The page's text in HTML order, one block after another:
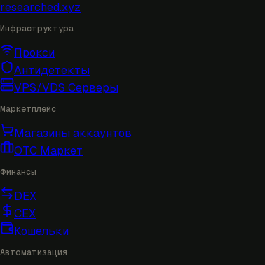
researched.xyz
Инфраструктура
Прокси
Антидетекты
VPS/VDS Серверы
Маркетплейс
Магазины аккаунтов
OTC Маркет
Финансы
DEX
CEX
Кошельки
Автоматизация